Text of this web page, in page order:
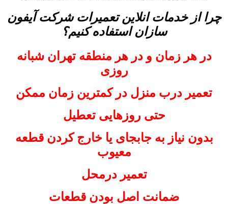
چرا از خدمات انلاین تعمیرات شرکت آیفون
سازان استفاده کنیم؟
در هر زمان و در هر منطقه تهران شبانه
روزی
تعمیر درب منزل در کمترین زمان ممکن
حتی روزهایی تعطیل
بدون نیاز به جابجای یا خارج کردن قطعه
معیوب
تعمیر درمحل
ضمانت اصل بودن قطعات